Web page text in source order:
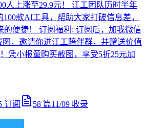
人上涨至29.9元！ 江工团队历时半年
款AI工具，帮助大家打破信息差，
便捷！ 订阅福利: 订阅后，加我微信
图，邀请你进江工陪伴群，并赠送价值
凭小报童购买截图，享受5折25元加
订阅 58 篇11/09 收录